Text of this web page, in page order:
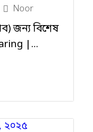
Noor
জন্য বিশেষ
|...